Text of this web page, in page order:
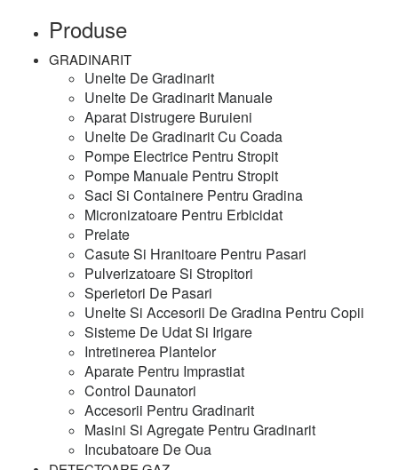
Produse
GRADINARIT
Unelte De Gradinarit
Unelte De Gradinarit Manuale
Aparat Distrugere Buruieni
Unelte De Gradinarit Cu Coada
Pompe Electrice Pentru Stropit
Pompe Manuale Pentru Stropit
Saci Si Containere Pentru Gradina
Micronizatoare Pentru Erbicidat
Prelate
Casute Si Hranitoare Pentru Pasari
Pulverizatoare Si Stropitori
Sperietori De Pasari
Unelte Si Accesorii De Gradina Pentru Copii
Sisteme De Udat Si Irigare
Intretinerea Plantelor
Aparate Pentru Imprastiat
Control Daunatori
Accesorii Pentru Gradinarit
Masini Si Agregate Pentru Gradinarit
Incubatoare De Oua